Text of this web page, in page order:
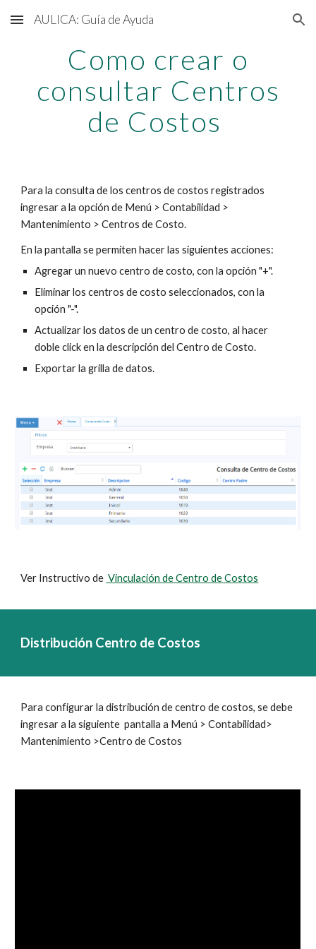
Skip to main content Skip to navigation
AULICA: Guía de Ayuda
Como crear o
consultar Centros
de Costos
Para la consulta de los centros de costos registrados
ingresar a la opción de Menú > Contabilidad >
Mantenimiento > Centros de Costo.
En la pantalla se permiten hacer las siguientes acciones:
Agregar un nuevo centro de costo, con la opción "+".
Eliminar los centros de costo seleccionados, con la
opción "-".
Actualizar los datos de un centro de costo, al hacer
doble click en la descripción del Centro de Costo.
Exportar la grilla de datos.
Ver Instructivo de Vinculación de Centro de Costos
Distribución Centro de Costos
Para configurar la distribución de centro de costos, se debe
ingresar a la siguiente pantalla a Menú > Contabilidad>
Mantenimiento >Centro de Costos